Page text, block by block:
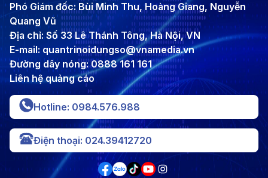
Phó Giám đốc: Bùi Minh Thu, Hoàng Giang, Nguyễn
Quang Vũ
Địa chỉ: Số 33 Lê Thánh Tông, Hà Nội, VN
E-mail: quantrinoidungso@vnamedia.vn
Đường dây nóng: 0888 161 161
Liên hệ quảng cáo
Hotline: 0984.576.988
Điện thoại: 024.39412720